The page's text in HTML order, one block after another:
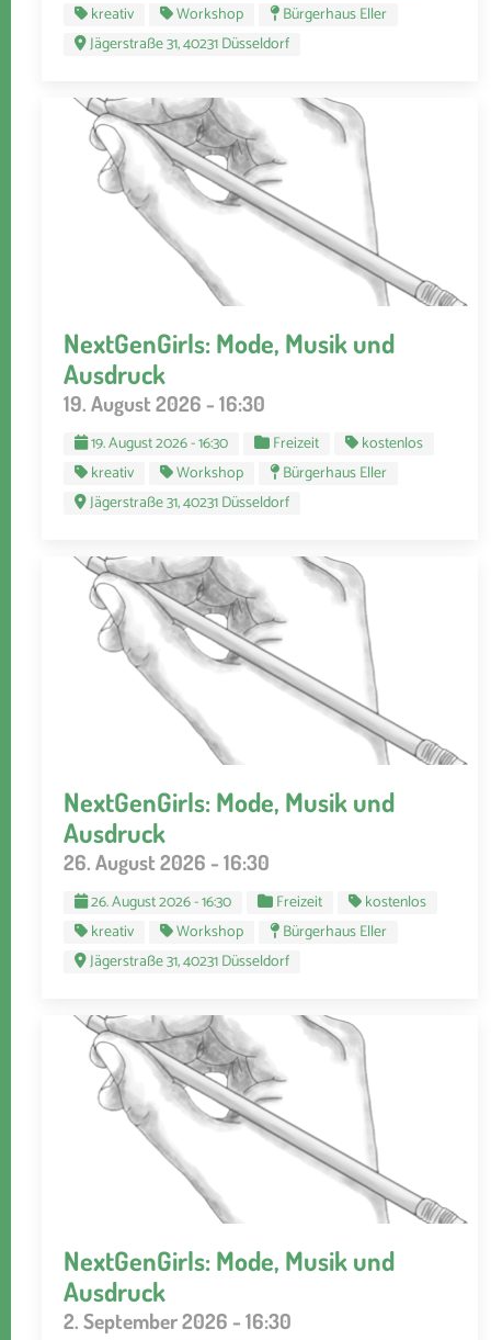
kreativ
Workshop
Bürgerhaus Eller
Jägerstraße 31, 40231 Düsseldorf
NextGenGirls: Mode, Musik und
Ausdruck
19. August 2026 - 16:30
19. August 2026 - 16:30 Freizeit
kostenlos
kreativ
Workshop
Bürgerhaus Eller
Jägerstraße 31, 40231 Düsseldorf
NextGenGirls: Mode, Musik und
Ausdruck
26. August 2026 - 16:30
26. August 2026 - 16:30 Freizeit
kostenlos
kreativ
Workshop
Bürgerhaus Eller
Jägerstraße 31, 40231 Düsseldorf
NextGenGirls: Mode, Musik und
Ausdruck
2. September 2026 - 16:30